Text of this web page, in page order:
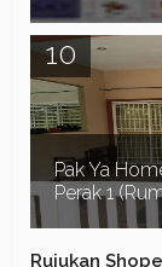
Kalender Cuti-
untuk rujukan
Terutamanya
merancang
Pak Ya
Perak 1
Rujukan